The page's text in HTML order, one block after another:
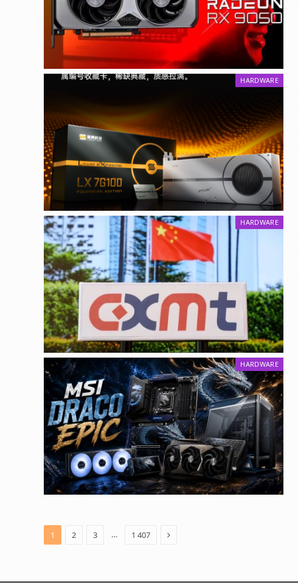
HARDWARE
HARDWARE
HARDWARE
1 2 3 … 1 407 Next